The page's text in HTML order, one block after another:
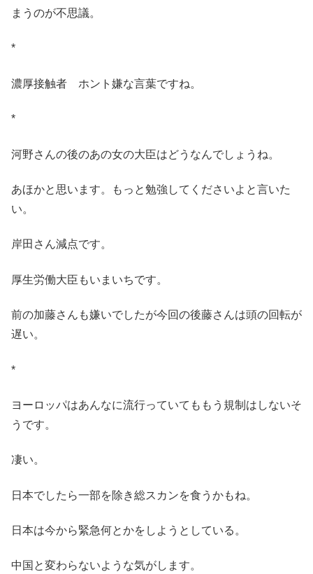
まうのが不思議。
*
濃厚接触者 ホント嫌な言葉ですね。
*
河野さんの後のあの女の大臣はどうなんでしょうね。
あほかと思います。もっと勉強してくださいよと言いた
い。
岸田さん減点です。
厚生労働大臣もいまいちです。
前の加藤さんも嫌いでしたが今回の後藤さんは頭の回転が
遅い。
*
ヨーロッパはあんなに流行っていてももう規制はしないそ
うです。
凄い。
日本でしたら一部を除き総スカンを食うかもね。
日本は今から緊急何とかをしようとしている。
中国と変わらないような気がします。